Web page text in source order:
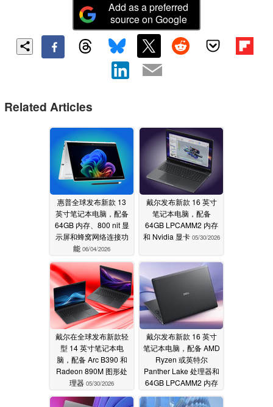
Add as a preferred
source on Google
Related Articles
惠普全球发布新款 13
英寸笔记本电脑，配备
64GB 内存、800 nit 显
示屏和蜂窝网络连接功
能 06/04/2026
戴尔发布新款 16 英寸
笔记本电脑，配备
64GB LPCAMM2 内存
和 Nvidia 显卡 05/30/2026
戴尔在全球发布新款轻
型 14 英寸笔记本电
脑，配备 Arc B390 和
Radeon 890M 图形处
理器 05/30/2026
戴尔发布新款 16 英寸
笔记本电脑，配备 AMD
Ryzen 或英特尔
Panther Lake 处理器和
64GB LPCAMM2 内存
05/30/2026